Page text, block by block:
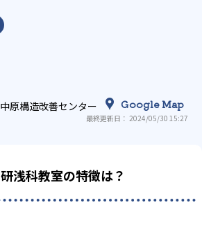
原構造改善センター Google Map
最終更新日： 2024/05/30 15:27
浅科教室の特徴は？